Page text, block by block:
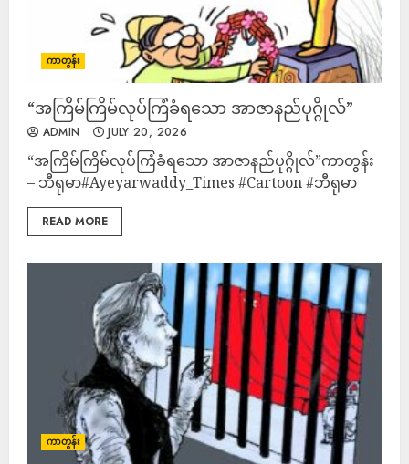
ကာတွန်း
“အကြိမ်ကြိမ်လုပ်ကြံခံရသော အာဇာနည်ပုဂ္ဂိုလ်”
ADMIN JULY 20, 2026
“အကြိမ်ကြိမ်လုပ်ကြံခံရသော အာဇာနည်ပုဂ္ဂိုလ်”ကာတွန်း
– ဘီရုမာ#Ayeyarwaddy_Times #Cartoon #ဘီရုမာ
READ MORE
ကာတွန်း